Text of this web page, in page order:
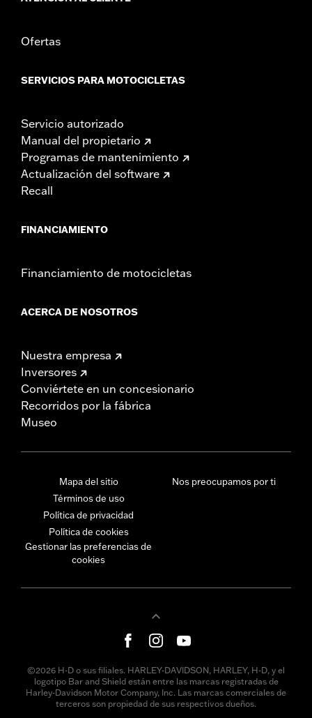
Ofertas
SERVICIOS PARA MOTOCICLETAS
Servicio autorizado
Manual del propietario
Programas de mantenimiento
Actualización del software
Recall
FINANCIAMIENTO
Financiamiento de motocicletas
ACERCA DE NOSOTROS
Nuestra empresa
Inversores
Conviértete en un concesionario
Recorridos por la fábrica
Museo
Mapa del sitio
Términos de uso
Política de privacidad
Política de cookies
Gestionar las preferencias de
cookies
Nos preocupamos por ti
©2026 H-D o sus filiales. HARLEY-DAVIDSON, HARLEY, H-D, y el
logotipo Bar and Shield están entre las marcas registradas de
Harley-Davidson Motor Company, Inc. Las marcas comerciales de
terceros son propiedad de sus respectivos dueños.